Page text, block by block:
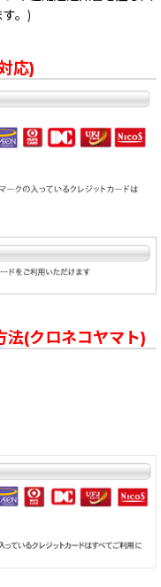
。)
応)
法(クロネコヤマト)